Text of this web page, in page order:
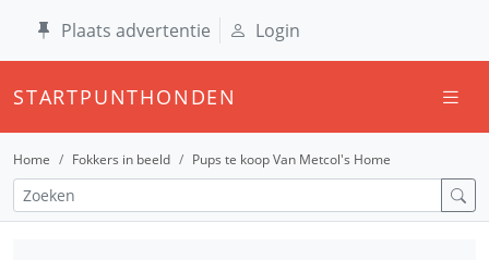
Plaats advertentie Login
STARTPUNTHONDEN
Home Fokkers in beeld Pups te koop Van Metcol's Home